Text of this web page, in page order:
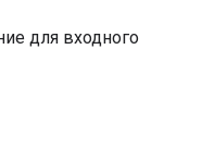
для входного